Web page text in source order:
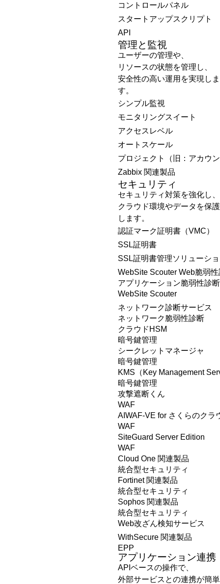
コントロールパネル
スタートアップスクリプト
API
管理と監視
ユーザーの管理や、
リソースの状態を管理し、
安全性の高い運用を実現しま
す。
シンプル監視
モニタリングスイート
アクセスレベル
オートスケール
プロジェクト（旧：アカウ
Zabbix 関連製品
セキュリティ
セキュリティ対策を強化し、
クラウド環境やデータを保護
します。
認証マーク証明書（VMC）
SSL証明書
SSL証明書管理ソリューシ
WebSite Scouter Web脆弱
アプリケーション脆弱性診断
WebSite Scouter
ネットワーク診断サービス
ネットワーク脆弱性診断
クラウドHSM
暗号鍵管理
シークレットマネージャ
暗号鍵管理
KMS（Key Management
暗号鍵管理
攻撃遮断くん
WAF
AIWAF-VE for さくらのクラ
WAF
SiteGuard Server Edition
WAF
Cloud One 関連製品
統合型セキュリティ
Fortinet 関連製品
統合型セキュリティ
Sophos 関連製品
統合型セキュリティ
Web改ざん検知サービス
WithSecure 関連製品
EPP
アプリケーション連携
APIベースの操作で、
外部サービスとの連携が簡単